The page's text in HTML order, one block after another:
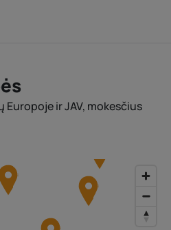
ir JAV, mokesčius